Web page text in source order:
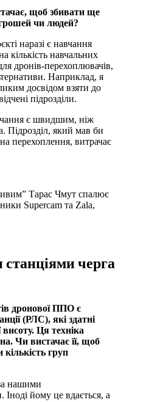
щоб збивати ще
чи людей?
наразі є навчання
кількість навчальних
дронів-перехоплювачів,
Наприклад, я
досвідом взяти до
підрозділи.
є швидшим, ніж
Підрозділ, який мав би
перехоплення, витрачає
Тарас Чмут спалює
Supercam та Zala,
черга
дронової ППО є
(РЛС), які здатні
висоту. Ця техніка
Чи вистачає її, щоб
груп
нашими
Іноді йому це вдається, а